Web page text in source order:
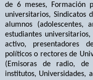
de 6 meses, Formación
universitarios, Sindicatos
alumnos (adolescentes,
estudiantes
activo, presentadores
políticos o rectores de
(Emisoras de radio, de
institutos, Universidades,